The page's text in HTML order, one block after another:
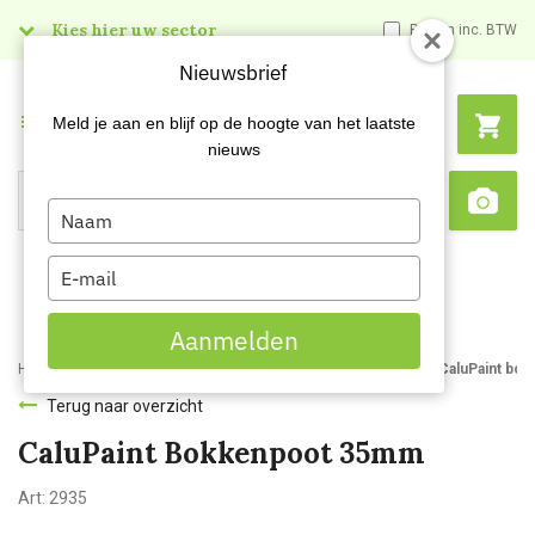
Kies hier uw sector Prijzen inc. BTW
Search
Menu
Home Webshop Schildersartikelen Kwasten Bokkenpoot CaluPaint
Terug naar overzicht
CaluPaint Bokkenpoot 35mm
Art: 2935
Nieuwsbrief
Meld je aan en blijf op de hoogte van het laatste
nieuws
Type
your
name
Type
your
email
Aanmelden